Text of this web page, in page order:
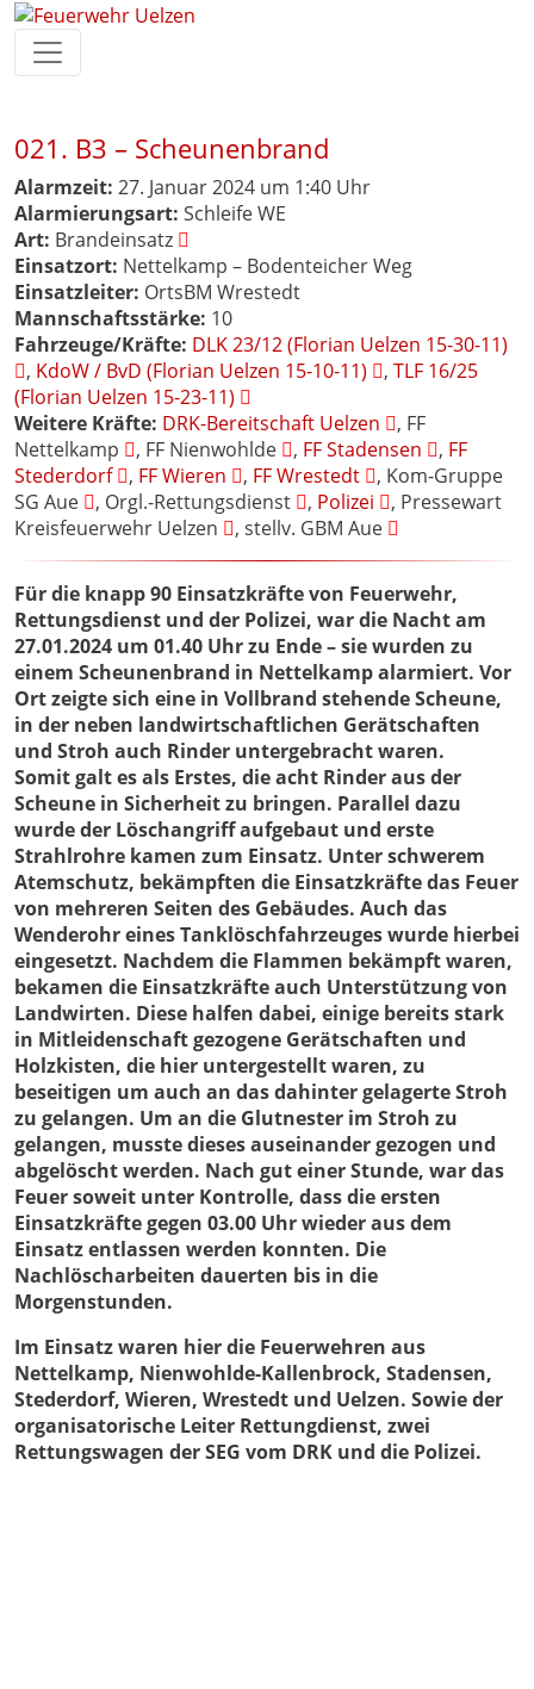
021. B3 – Scheunenbrand
Alarmzeit: 27. Januar 2024 um 1:40 Uhr
Alarmierungsart: Schleife WE
Art: Brandeinsatz
Einsatzort: Nettelkamp – Bodenteicher Weg
Einsatzleiter: OrtsBM Wrestedt
Mannschaftsstärke: 10
Fahrzeuge/Kräfte: DLK 23/12 (Florian Uelzen 15-30-11)
, KdoW / BvD (Florian Uelzen 15-10-11) , TLF 16/25
(Florian Uelzen 15-23-11)
Weitere Kräfte: DRK-Bereitschaft Uelzen
, FF
Nettelkamp
, FF Nienwohlde , FF Stadensen , FF
Stederdorf
, FF Wieren , FF Wrestedt
, Kom-Gruppe
SG Aue
, Orgl.-Rettungsdienst , Polizei
, Pressewart
Kreisfeuerwehr Uelzen
, stellv. GBM Aue
Für die knapp 90 Einsatzkräfte von Feuerwehr,
Rettungsdienst und der Polizei, war die Nacht am
27.01.2024 um 01.40 Uhr zu Ende – sie wurden zu
einem Scheunenbrand in Nettelkamp alarmiert. Vor
Ort zeigte sich eine in Vollbrand stehende Scheune,
in der neben landwirtschaftlichen Gerätschaften
und Stroh auch Rinder untergebracht waren.
Somit galt es als Erstes, die acht Rinder aus der
Scheune in Sicherheit zu bringen. Parallel dazu
wurde der Löschangriff aufgebaut und erste
Strahlrohre kamen zum Einsatz. Unter schwerem
Atemschutz, bekämpften die Einsatzkräfte das Feuer
von mehreren Seiten des Gebäudes. Auch das
Wenderohr eines Tanklöschfahrzeuges wurde hierbei
eingesetzt. Nachdem die Flammen bekämpft waren,
bekamen die Einsatzkräfte auch Unterstützung von
Landwirten. Diese halfen dabei, einige bereits stark
in Mitleidenschaft gezogene Gerätschaften und
Holzkisten, die hier untergestellt waren, zu
beseitigen um auch an das dahinter gelagerte Stroh
zu gelangen. Um an die Glutnester im Stroh zu
gelangen, musste dieses auseinander gezogen und
abgelöscht werden. Nach gut einer Stunde, war das
Feuer soweit unter Kontrolle, dass die ersten
Einsatzkräfte gegen 03.00 Uhr wieder aus dem
Einsatz entlassen werden konnten. Die
Nachlöscharbeiten dauerten bis in die
Morgenstunden.
Im Einsatz waren hier die Feuerwehren aus
Nettelkamp, Nienwohlde-Kallenbrock, Stadensen,
Stederdorf, Wieren, Wrestedt und Uelzen. Sowie der
organisatorische Leiter Rettungdienst, zwei
Rettungswagen der SEG vom DRK und die Polizei.